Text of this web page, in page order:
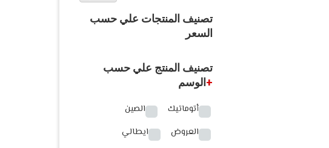
تصنيف المنتجات علي حسب
السعر
تصنيف المنتج علي حسب
الوسم +
أتوماتيك
الصين
العروض
ايطالي